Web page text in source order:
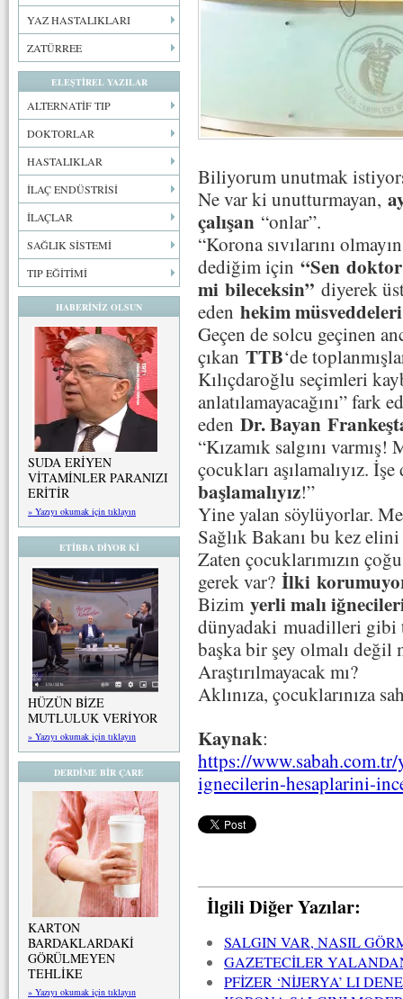
YAZ HASTALIKLARI
ZATÜRREE
ELEŞTİREL YAZILAR
ALTERNATİF TIP
DOKTORLAR
HASTALIKLAR
İLAÇ ENDÜSTRİSİ
İLAÇLAR
SAĞLIK SİSTEMİ
TIP EĞİTİMİ
HABERİNİZ OLSUN
SUDA ERİYEN
VİTAMİNLER PARANIZI
ERİTİR
» Yazıyı okumak için tıklayın
ETİBBA DİYOR Kİ
HÜZÜN BİZE
MUTLULUK VERİYOR
» Yazıyı okumak için tıklayın
DERDİME BİR ÇARE
KARTON
BARDAKLARDAKİ
GÖRÜLMEYEN
TEHLİKE
» Yazıyı okumak için tıklayın
Biliyorum unutmak
Ne var ki unutturmayan,
çalışan “onlar”.
“Korona sıvılarını
dediğim için “Sen
mi bileceksin” diyerek
eden hekim müsveddeleri
Geçen de solcu geçinen
çıkan TTB‘de
Kılıçdaroğlu seçimleri
anlatılamayacağını” fark
eden Dr. Bayan
“Kızamık salgını
çocukları aşılamalıyız.
başlamalıyız!”
Yine yalan söylüyorlar.
Sağlık Bakanı bu kez
Zaten çocuklarımızın
gerek var? İlki
Bizim yerli malı
dünyadaki muadilleri gibi
başka bir şey olmalı değil
Araştırılmayacak mı?
Aklınıza, çocuklarınıza
Kaynak:
https://
ignecilerin-hesaplarini-
İlgili Diğer Yazılar:
SALGIN VAR, NASIL
GAZETECİLER
PFİZER ‘NİJERYA’ LI